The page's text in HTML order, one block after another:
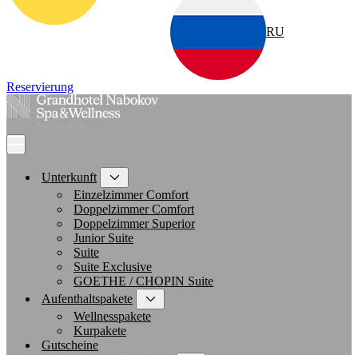
RU
Reservierung
Unterkunft
Einzelzimmer Comfort
Doppelzimmer Comfort
Doppelzimmer Superior
Junior Suite
Suite
Suite Exclusive
GOETHE / CHOPIN Suite
Aufenthaltspakete
Wellnesspakete
Kurpakete
Gutscheine